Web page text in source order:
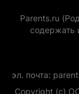
Parents.ru
содержать
эл. почта:
Copyright (с)